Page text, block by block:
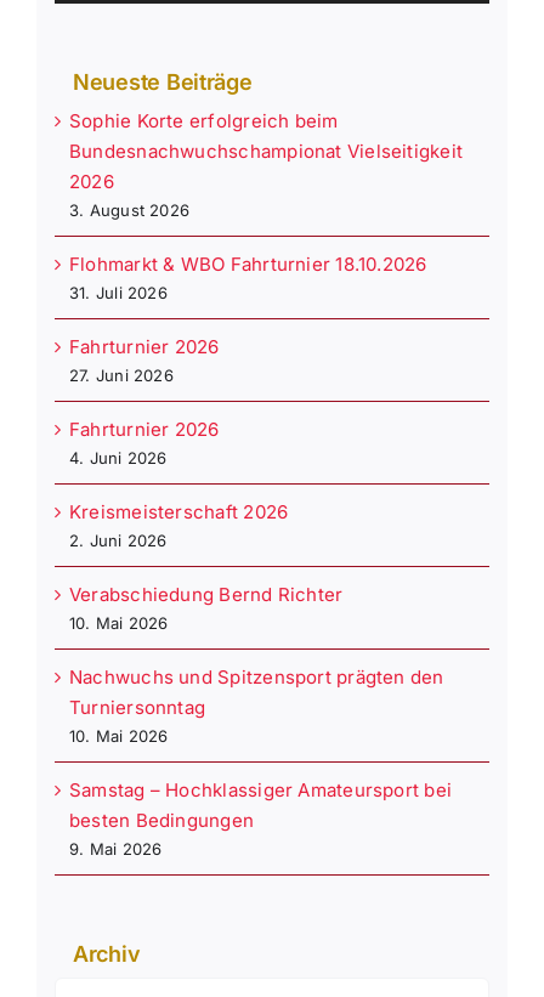
Neueste Beiträge
Sophie Korte erfolgreich beim
Bundesnachwuchschampionat Vielseitigkeit
2026
3. August 2026
Flohmarkt & WBO Fahrturnier 18.10.2026
31. Juli 2026
Fahrturnier 2026
27. Juni 2026
Fahrturnier 2026
4. Juni 2026
Kreismeisterschaft 2026
2. Juni 2026
Verabschiedung Bernd Richter
10. Mai 2026
Nachwuchs und Spitzensport prägten den
Turniersonntag
10. Mai 2026
Samstag – Hochklassiger Amateursport bei
besten Bedingungen
9. Mai 2026
Archiv